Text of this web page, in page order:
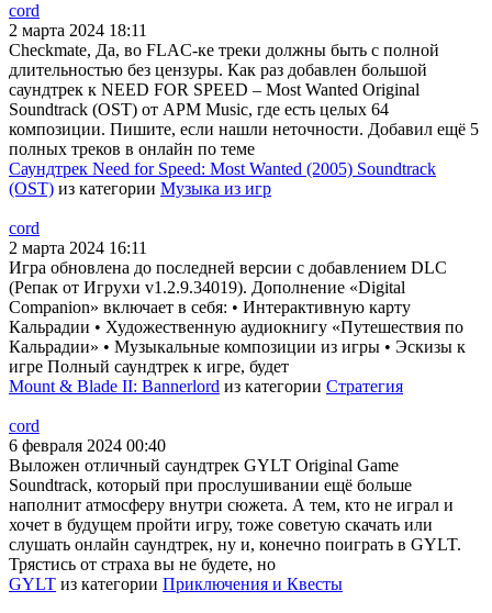
cord
2 марта 2024 18:11
Checkmate, Да, во FLAC-ке треки должны быть с полной
длительностью без цензуры. Как раз добавлен большой
саундтрек к NEED FOR SPEED – Most Wanted Original
Soundtrack (OST) от APM Music, где есть целых 64
композиции. Пишите, если нашли неточности. Добавил ещё 5
полных треков в онлайн по теме
Саундтрек Need for Speed: Most Wanted (2005) Soundtrack
(OST) из категории Музыка из игр
cord
2 марта 2024 16:11
Игра обновлена до последней версии с добавлением DLC
(Репак от Игрухи v1.2.9.34019). Дополнение «Digital
Companion» включает в себя: • Интерактивную карту
Кальрадии • Художественную аудиокнигу «Путешествия по
Кальрадии» • Музыкальные композиции из игры • Эскизы к
игре Полный саундтрек к игре, будет
Mount & Blade II: Bannerlord из категории Стратегия
cord
6 февраля 2024 00:40
Выложен отличный саундтрек GYLT Original Game
Soundtrack, который при прослушивании ещё больше
наполнит атмосферу внутри сюжета. А тем, кто не играл и
хочет в будущем пройти игру, тоже советую скачать или
слушать онлайн саундтрек, ну и, конечно поиграть в GYLT.
Трястись от страха вы не будете, но
GYLT из категории Приключения и Квесты